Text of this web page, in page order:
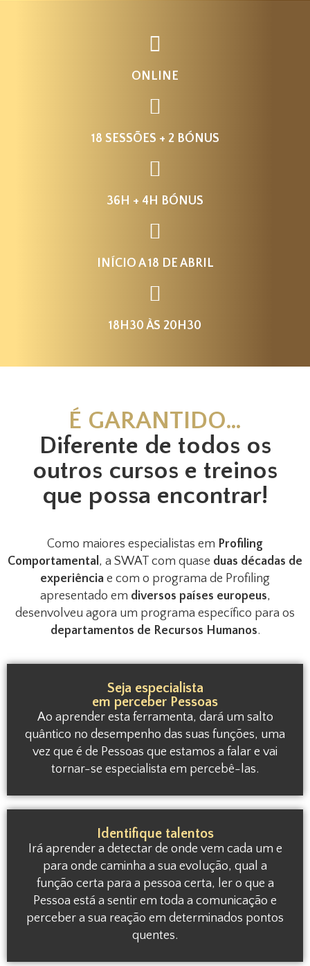
ONLINE
18 SESSÕES + 2 BÓNUS
36H + 4H BÓNUS
INÍCIO A 18 DE ABRIL
18H30 ÀS 20H30
É GARANTIDO…
Diferente de todos os
outros cursos e treinos
que possa encontrar!
Como maiores especialistas em Profiling
Comportamental , a SWAT com quase duas décadas de
experiência e com o programa de Profiling
apresentado em diversos países europeus,
desenvolveu agora um programa específico para os
departamentos de Recursos Humanos.
Seja especialista
em perceber Pessoas
Ao aprender esta ferramenta, dará um salto
quântico no desempenho das suas funções, uma
vez que é de Pessoas que estamos a falar e vai
tornar-se especialista em percebê-las.
Identifique talentos
Irá aprender a detectar de onde vem cada um e
para onde caminha a sua evolução, qual a
função certa para a pessoa certa, ler o que a
Pessoa está a sentir em toda a comunicação e
perceber a sua reação em determinados pontos
quentes.